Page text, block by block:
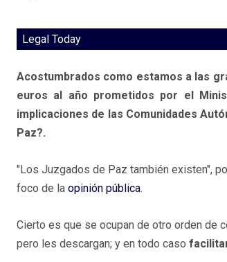
Legal Today
Acostumbrados como estamos a las
euros al año prometidos por el
implicaciones de las Comunidades
Paz?.
"Los Juzgados de Paz también existen",
foco de la opinión pública.
Cierto es que se ocupan de otro orden de
pero les descargan; y en todo caso